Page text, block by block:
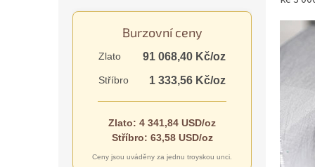
Burzovní ceny
Zlato 91 068,40 Kč/oz
Stříbro 1 333,56 Kč/oz
Zlato: 4 341,84 USD/oz
Stříbro: 63,58 USD/oz
Ceny jsou uváděny za jednu troyskou unci.